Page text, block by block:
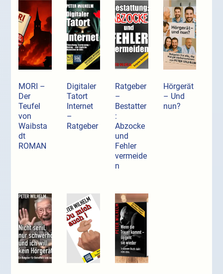
MORI –
Der
Teufel
von
Waibsta
dt
ROMAN
Digitaler
Tatort
Internet
–
Ratgeber
Ratgeber
–
Bestatter
:
Abzocke
und
Fehler
vermeide
n
Hörgerät
– Und
nun?